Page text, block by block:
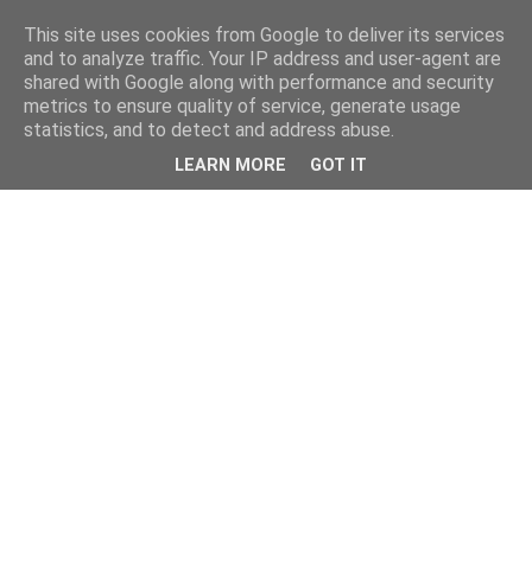
This site uses cookies from Google to deliver its services
and to analyze traffic. Your IP address and user-agent are
shared with Google along with performance and security
metrics to ensure quality of service, generate usage
statistics, and to detect and address abuse.
LEARN MORE GOT IT